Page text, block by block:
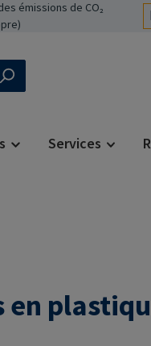
émissions de CO₂
Services
en